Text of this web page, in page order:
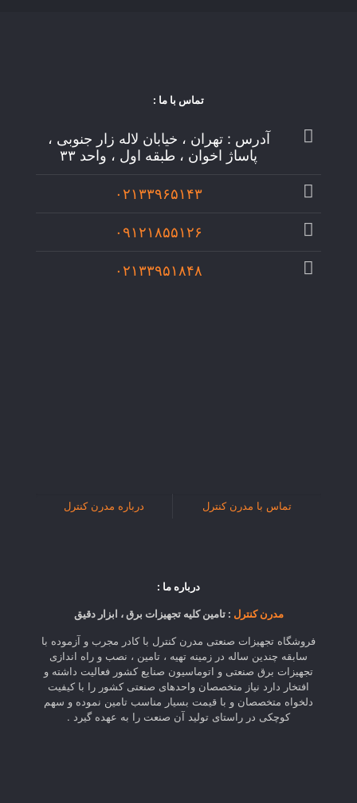
تماس با ما :
آدرس : تهران ، خیابان لاله زار جنوبی ،
پاساژ اخوان ، طبقه اول ، واحد ۳۳
۰۲۱۳۳۹۶۵۱۴۳
۰۹۱۲۱۸۵۵۱۲۶
۰۲۱۳۳۹۵۱۸۴۸
تماس با مدرن کنترل درباره مدرن کنترل
درباره ما :
مدرن کنترل : تامین کلیه تجهیزات برق ، ابزار دقیق
فروشگاه تجهیزات صنعتی مدرن کنترل با کادر مجرب و آزموده با
سابقه چندین ساله در زمینه تهیه ، تامین ، نصب و راه اندازی
تجهیزات برق صنعتی و اتوماسیون صنایع کشور فعالیت داشته و
افتخار دارد نیاز متخصصان واحدهای صنعتی کشور را با کیفیت
دلخواه متخصصان و با قیمت بسیار مناسب تامین نموده و سهم
کوچکی در راستای تولید آن صنعت را به عهده گیرد .